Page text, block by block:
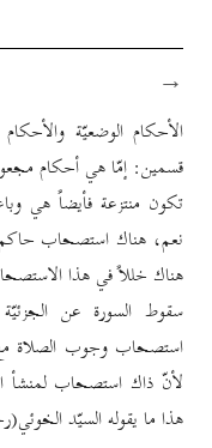
→
الأحكام الوضعيّة
قسمين: إمّا هي أحكام
تكون منتزعة فأيضاً هي
نعم، هناك استصحاب
هناك خللاً في هذا
سقوط السورة عن
استصحاب وجوب الصلاة
لأنّ ذاك استصحاب لمنشأ
هذا ما يقوله السيّد